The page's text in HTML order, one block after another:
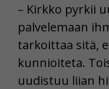
– Kirkko pyrkii
palvelemaan
tarkoittaa sitä,
kunnioiteta.
uudistuu liian